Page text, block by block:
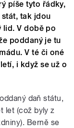
píše tyto řádky,
stát, tak jdou
lid. V době po
poddaný je tu
V té či oné
i když se už o
daň státu,
let (což byly z
Berně se